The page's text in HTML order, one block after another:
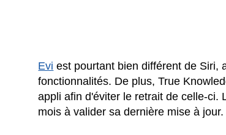
Evi est pourtant bien différent de Siri,
fonctionnalités. De plus, True
appli afin d'éviter le retrait de celle-ci.
mois à valider sa dernière mise à jour.